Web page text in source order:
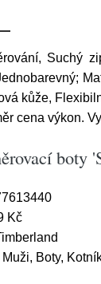
Suchý
kůže,
cena výkon.
boty
Kč
Muži, Boty,